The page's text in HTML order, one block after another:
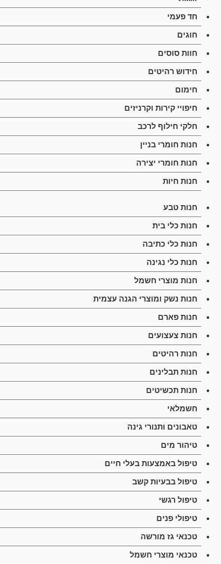
חד פעמי
חוגים
חוות סוסים
חידוש רהיטים
חימום
חיפויי קירות וקרניזים
חלקי חילוף לרכב
חנות חומרי בניין
חנות חומרי יצירה
חנות חיות
חנות טבע
חנות כלי בית
חנות כלי כתיבה
חנות כלי נגינה
חנות מוצרי חשמל
חנות נשק ומוצרי הגנה עצמית
חנות פארם
חנות צעצועים
חנות רהיטים
חנות תבלינים
חנות תכשיטים
חשמלאי
טאבונים ותנורי גינה
טיהור מים
טיפול באמצעות בעלי חיים
טיפול בבעיות קשב
טיפול רגשי
טיפולי פנים
טכנאי גז מורשה
טכנאי מוצרי חשמל